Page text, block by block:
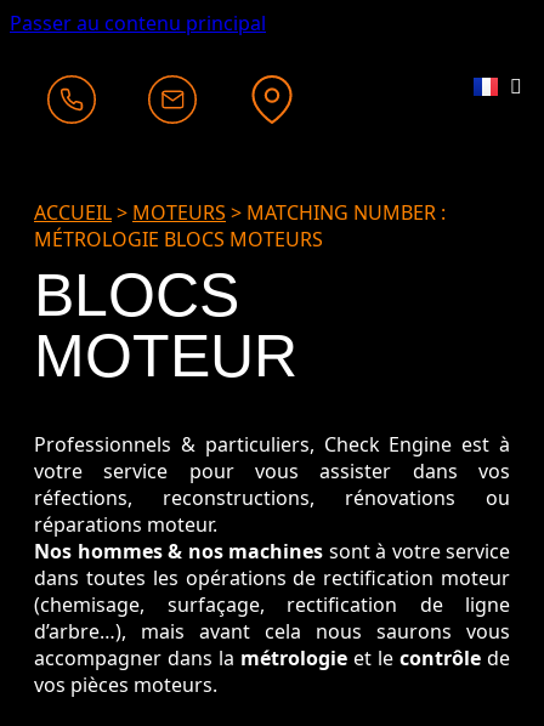
Passer au contenu principal
ACCUEIL> MOTEURS > MATCHING NUMBER :
MÉTROLOGIE BLOCS MOTEURS
BLOCS
MOTEUR
Professionnels & particuliers, Check Engine est à
votre service pour vous assister dans vos
réfections, reconstructions, rénovations ou
réparations moteur.
Nos hommes & nos machines sont à votre service
dans toutes les opérations de rectification moteur
(chemisage, surfaçage, rectification de ligne
d’arbre…), mais avant cela nous saurons vous
accompagner dans la métrologie et le contrôle de
vos pièces moteurs.